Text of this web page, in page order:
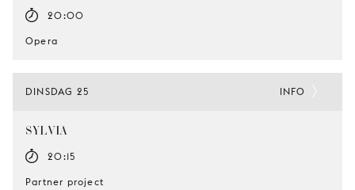
20:00
Opera
DINSDAG 25
SYLVIA
20:15
Partner project
INFO